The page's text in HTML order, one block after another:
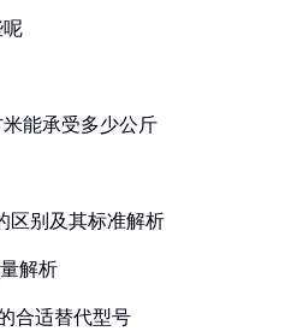
呢
能承受多少公斤
区别及其标准解析
解析
合适替代型号